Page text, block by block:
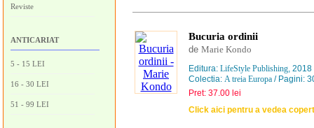
Reviste
ANTICARIAT
5 - 15 LEI
16 - 30 LEI
51 - 99 LEI
Bucuria ordinii
de Marie Kondo
Editura: LifeStyle Publishing, 2018
Colectia: A treia Europa / Pagini:
Pret: 37.00 lei
Click aici pentru a vedea